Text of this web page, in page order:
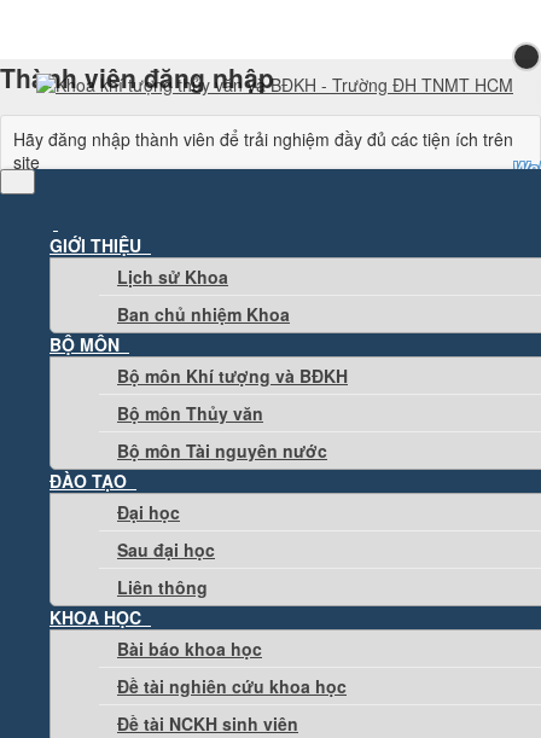
GIỚI THIỆU
Lịch sử Khoa
Ban chủ nhiệm Khoa
BỘ MÔN
Bộ môn Khí tượng và BĐKH
Bộ môn Thủy văn
Bộ môn Tài nguyên nước
ĐÀO TẠO
Đại học
Sau đại học
Liên thông
KHOA HỌC
Bài báo khoa học
Đề tài nghiên cứu khoa học
Đề tài NCKH sinh viên
Thành viên đăng nhập
Hãy đăng nhập thành viên để trải nghiệm đầy đủ các tiện ích trên
site
Nhập mã xác minh từ ứng dụng Google Authenticator
Nhập một trong các mã dự phòng bạn đã nhận được.
Đăng nhập